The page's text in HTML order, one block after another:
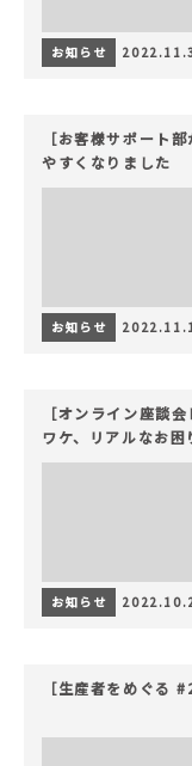
お知らせ
［お客様サポート
やすくなりました
お知らせ
［オンライン座談
ワケ、リアルなお困
お知らせ
［生産者をめぐる